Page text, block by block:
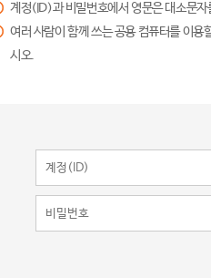
계정(ID)과 비밀번호에서 영문은 대소문
여러 사람이 함께 쓰는 공용 컴퓨터를 이
시오.